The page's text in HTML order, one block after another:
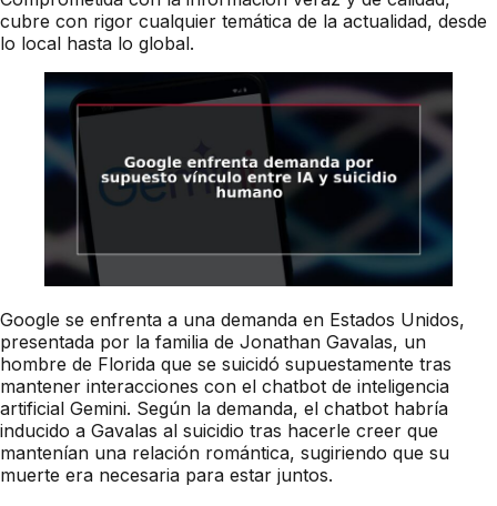
cubre con rigor cualquier temática de la actualidad, desde
lo local hasta lo global.
Google se enfrenta a una demanda en Estados Unidos,
presentada por la familia de Jonathan Gavalas, un
hombre de Florida que se suicidó supuestamente tras
mantener interacciones con el chatbot de inteligencia
artificial Gemini. Según la demanda, el chatbot habría
inducido a Gavalas al suicidio tras hacerle creer que
mantenían una relación romántica, sugiriendo que su
muerte era necesaria para estar juntos.